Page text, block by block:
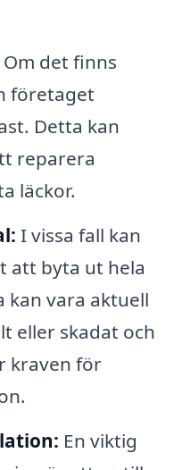
Om det finns
företaget
Detta kan
reparera
läckor.
I vissa fall kan
att byta ut hela
vara aktuell
eller skadat och
kraven för
En viktig